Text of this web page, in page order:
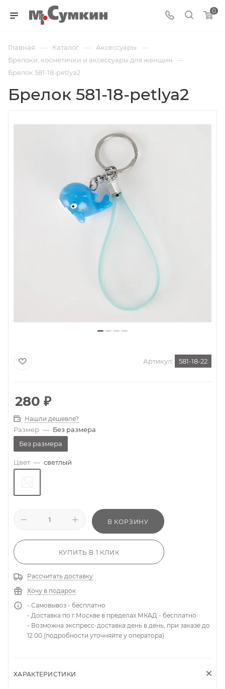
0
Главная — Каталог — Аксессуары —
Брелоки, косметички и аксессуары для женщин —
Брелок 581-18-petlya2
Брелок 581-18-petlya2
Артикул: 581-18-22
280 ₽
Нашли дешевле?
Размер — Без размера
Без размера
Цвет — светлый
В КОРЗИНУ
КУПИТЬ В 1 КЛИК
Рассчитать доставку
Хочу в подарок
- Самовывоз - бесплатно
- Доставка по г.Москве в пределах МКАД - бесплатно
- Возможна экспресс-доставка день в день, при заказе до
12.00 (подробности уточняйте у оператора)
ХАРАКТЕРИСТИКИ